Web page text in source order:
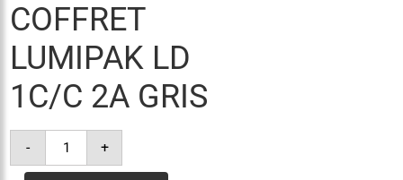
COFFRET
LUMIPAK LD
1C/C 2A GRIS
-
quantité
coffret
+